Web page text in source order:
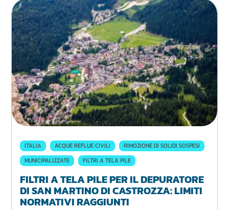
ITALIA ACQUE REFLUE CIVILI
RIMOZIONE DI SOLIDI SOSPESI
MUNICIPALIZZATE
FILTRI A TELA PILE
FILTRI A TELA PILE PER IL DEPURATORE
DI SAN MARTINO DI CASTROZZA: LIMITI
NORMATIVI RAGGIUNTI